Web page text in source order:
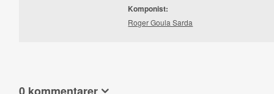
Komponist:
Roger Goula Sarda